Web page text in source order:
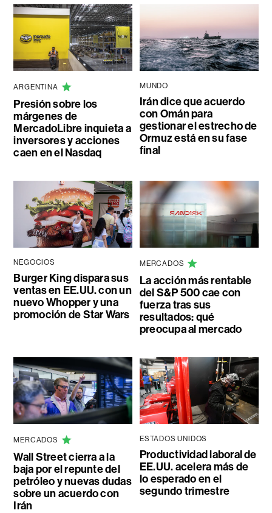
ARGENTINA
Presión sobre los
márgenes de
MercadoLibre inquieta a
inversores y acciones
caen en el Nasdaq
MUNDO
Irán dice que acuerdo
con Omán para
gestionar el estrecho de
Ormuz está en su fase
final
NEGOCIOS
Burger King dispara sus
ventas en EE.UU. con un
nuevo Whopper y una
promoción de Star Wars
MERCADOS
La acción más rentable
del S&P 500 cae con
fuerza tras sus
resultados: qué
preocupa al mercado
MERCADOS
Wall Street cierra a la
baja por el repunte del
petróleo y nuevas dudas
sobre un acuerdo con
Irán
ESTADOS UNIDOS
Productividad laboral de
EE.UU. acelera más de
lo esperado en el
segundo trimestre